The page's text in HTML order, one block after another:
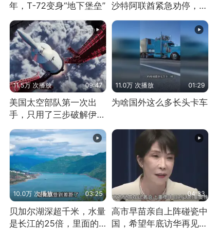
年，T-72变身“地下堡垒”
沙特阿联酋紧急劝停，美
伊开启新一轮谈判
11.5万 次播放 09:47
美国太空部队第一次出
手，只用了三步破解伊朗
11.0万 次播放 01:29
为啥国外这么多长头卡车
10.0万 次播放 03:25
贝加尔湖深超千米，水量
是长江的25倍，里面的
04:33
高市早苗亲自上阵碰瓷中
国，希望年底访华再见中